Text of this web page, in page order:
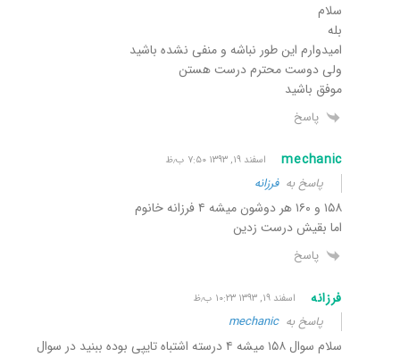
سلام
بله
امیدوارم این طور نباشه و منفی نشده باشید
ولی دوست محترم درست هستن
موفق باشید
پاسخ
mechanic اسفند ۱۹, ۱۳۹۳ ۷:۵۰ ب٫ظ
پاسخ بهفرزانه
۱۵۸ و ۱۶۰ هر دوشون میشه ۴ فرزانه خانوم
اما بقیش درست زدین
پاسخ
فرزانه اسفند ۱۹, ۱۳۹۳ ۱۰:۲۳ ب٫ظ
پاسخ بهmechanic
سلام سوال ۱۵۸ میشه ۴ درسته اشتباه تایپی بوده ببنید در سوال